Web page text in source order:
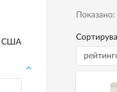
США